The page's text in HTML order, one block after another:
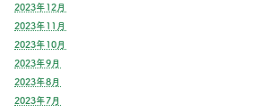
2023年12月
2023年11月
2023年10月
2023年9月
2023年8月
2023年7月